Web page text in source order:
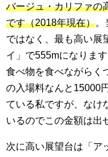
バージュ・カリファの
です（2018年現在）。
ではなく、最も高い展
イ」で555mになりま
食べ物を食べながらく
の入場料なんと15000
ている私ですが、なけ
いるのでこの金額は出
次に高い展望台は「ア